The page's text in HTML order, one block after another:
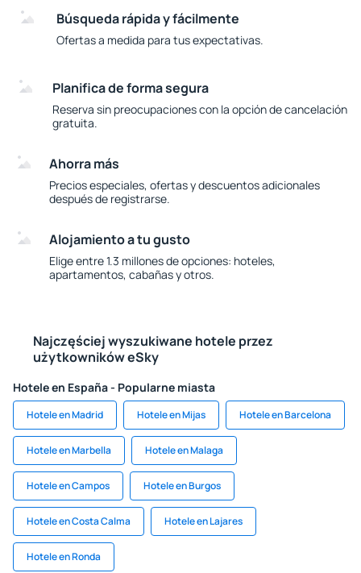
Búsqueda rápida y fácilmente
Ofertas a medida para tus expectativas.
Planifica de forma segura
Reserva sin preocupaciones con la opción de cancelación
gratuita.
Ahorra más
Precios especiales, ofertas y descuentos adicionales
después de registrarse.
Alojamiento a tu gusto
Elige entre 1.3 millones de opciones: hoteles,
apartamentos, cabañas y otros.
Najczęściej wyszukiwane hotele przez
użytkowników eSky
Hotele en España - Popularne miasta
Hotele en Madrid Hotele en Mijas Hotele en Barcelona
Hotele en Marbella Hotele en Malaga
Hotele en Campos Hotele en Burgos
Hotele en Costa Calma Hotele en Lajares
Hotele en Ronda